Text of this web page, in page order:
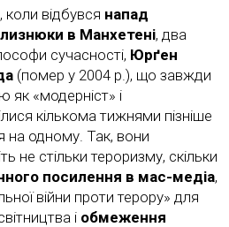
відбувся напад
в Манхетені, два
сучасності, Юрґен
(помер у 2004 р.), що завжди
як «модерніст» і
кількома тижнями пізніше
на одному. Так, вони
не стільки тероризму, скільки
посилення в мас-медіа,
війни проти терору» для
і обмеження